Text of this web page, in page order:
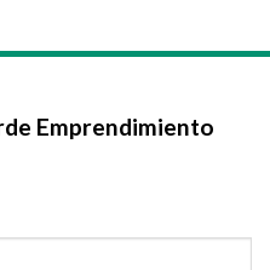
Emprendimiento